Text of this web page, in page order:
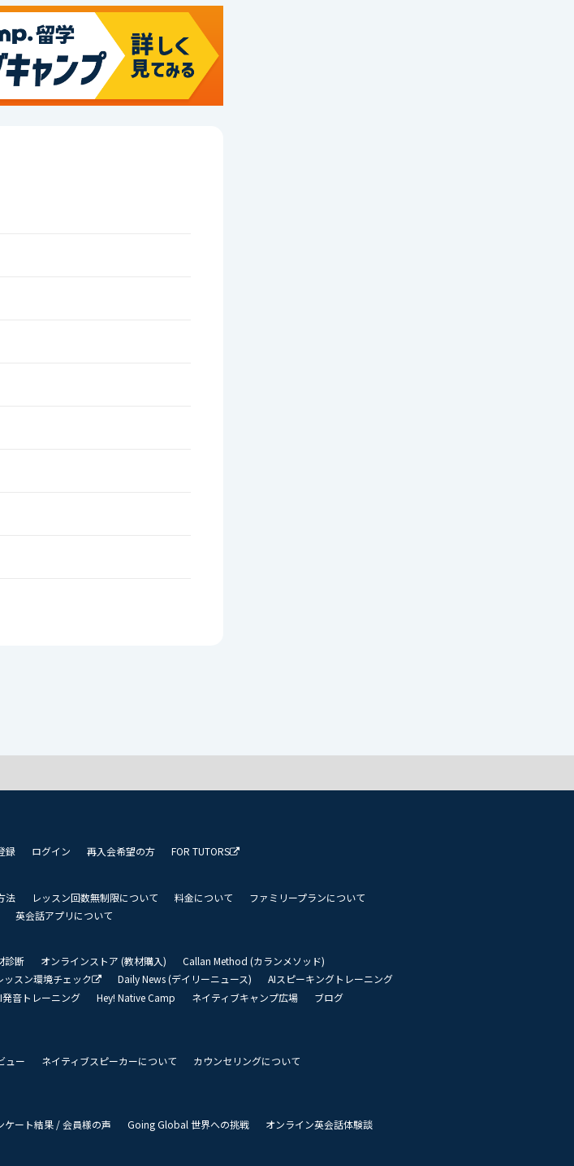
録 ログイン 再入会希望の方 FOR TUTORS
法 レッスン回数無制限について 料金について
ファミリープランについて
英会話アプリについて
診断 オンラインストア (教材購入)
Callan Method (カランメソッド)
ッスン環境チェック Daily News (デイリーニュース)
AIスピーキングトレーニング
発音トレーニング Hey! Native Camp ネイティブキャンプ広場
ブログ
ュー ネイティブスピーカーについて
カウンセリングについて
ケート結果 / 会員様の声 Going Global 世界への挑戦
オンライン英会話体験談